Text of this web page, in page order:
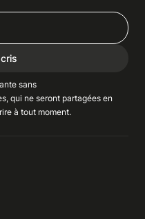
sans
qui ne seront partagées en
à tout moment.